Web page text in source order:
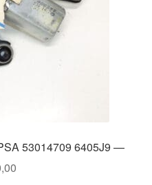
53014709 6405J9 —